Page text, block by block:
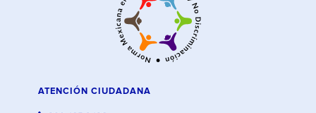
ATENCIÓN CIUDADANA